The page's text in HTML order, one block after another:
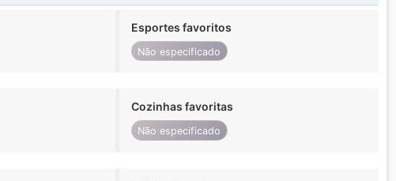
Esportes favoritos
Não especificado
Cozinhas favoritas
Não especificado